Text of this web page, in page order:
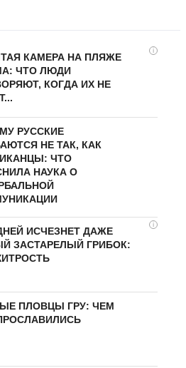
i
КАМЕРА НА ПЛЯЖЕ
ЧТО ЛЮДИ
КОГДА ИХ НЕ
РУССКИЕ
НЕ ТАК, КАК
ЧТО
НАУКА О
i
ИСЧЕЗНЕТ ДАЖЕ
ЗАСТАРЕЛЫЙ ГРИБОК:
ПЛОВЦЫ ГРУ: ЧЕМ